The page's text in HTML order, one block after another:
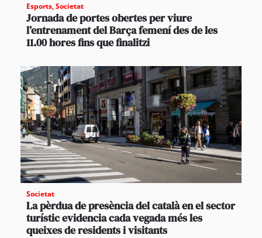
Esports,Societat
Jornada de portes obertes per viure
l’entrenament del Barça femení des de les
11.00 hores fins que finalitzi
Societat
La pèrdua de presència del català en el sector
turístic evidencia cada vegada més les
queixes de residents i visitants